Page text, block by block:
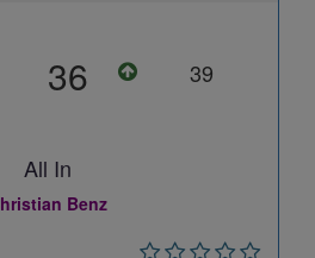
36 39
All In
Benz